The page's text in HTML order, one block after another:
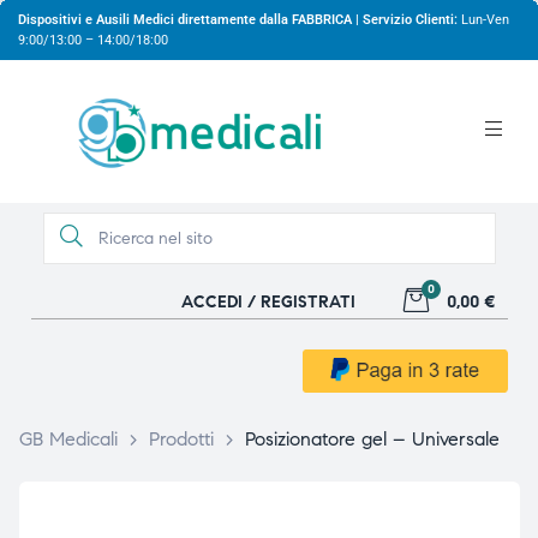
Dispositivi e Ausili Medici direttamente dalla FABBRICA | Servizio Clienti: Lun-Ven
9:00/13:00 – 14:00/18:00
ACCEDI / REGISTRATI
0
0,00 €
GB Medicali > Prodotti > Posizionatore gel – Universale